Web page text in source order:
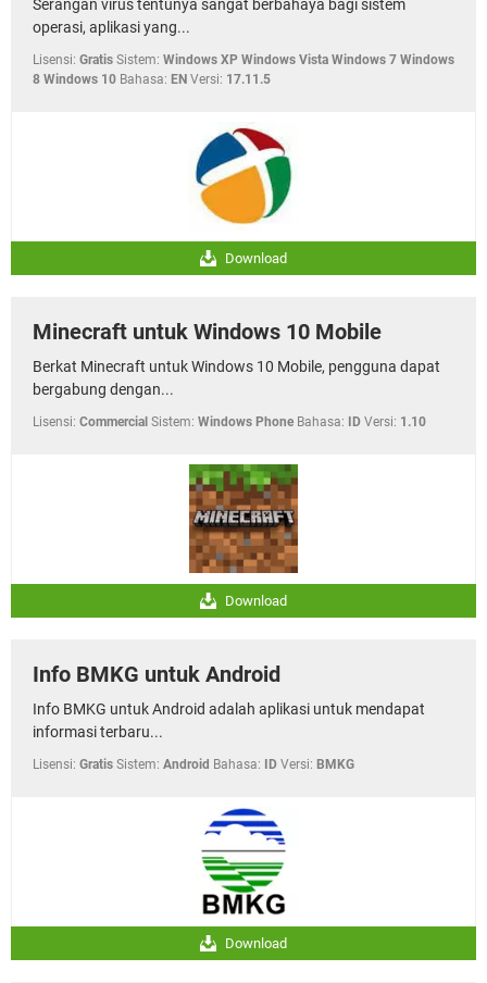
Serangan virus tentunya sangat berbahaya bagi sistem
operasi, aplikasi yang...
Lisensi: Gratis Sistem: Windows XP Windows Vista Windows 7 Windows
8 Windows 10 Bahasa: EN Versi: 17.11.5
Download
Minecraft untuk Windows 10 Mobile
Berkat Minecraft untuk Windows 10 Mobile, pengguna dapat
bergabung dengan...
Lisensi: Commercial Sistem: Windows Phone Bahasa: ID Versi: 1.10
Download
Info BMKG untuk Android
Info BMKG untuk Android adalah aplikasi untuk mendapat
informasi terbaru...
Lisensi: Gratis Sistem: Android Bahasa: ID Versi: BMKG
Download